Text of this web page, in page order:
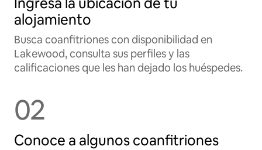
alojamiento
Busca coanfitriones con disponibilidad en
Lakewood, consulta sus perfiles y las
calificaciones que les han dejado los huéspedes.
02
Conoce a algunos coanfitriones